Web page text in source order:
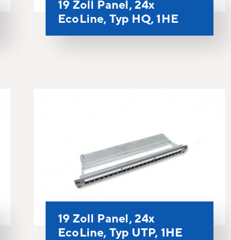
19 Zoll Panel, 24x
EcoLine, Typ HQ, 1HE
19 Zoll Panel, 24x
EcoLine, Typ UTP, 1HE